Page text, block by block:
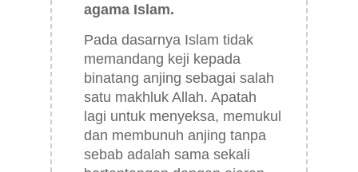
agama Islam.
Pada dasarnya Islam tidak
memandang keji kepada
binatang anjing sebagai salah
satu makhluk Allah. Apatah
lagi untuk menyeksa, memukul
dan membunuh anjing tanpa
sebab adalah sama sekali